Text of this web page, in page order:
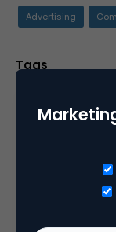
Advertising
Tags
13 Reacties